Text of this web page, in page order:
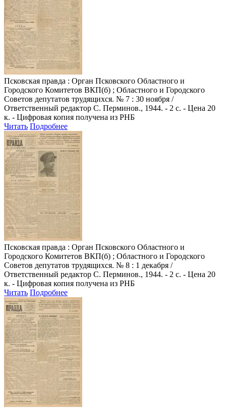
Псковская правда : Орган Псковского Областного и
Городского Комитетов ВКП(б) ; Областного и Городского
Советов депутатов трудящихся. № 7 : 30 ноября /
Ответственный редактор С. Перминов., 1944. - 2 с. - Цена 20
к. - Цифровая копия получена из РНБ
Читать Подробнее
Псковская правда : Орган Псковского Областного и
Городского Комитетов ВКП(б) ; Областного и Городского
Советов депутатов трудящихся. № 8 : 1 декабря /
Ответственный редактор С. Перминов., 1944. - 2 с. - Цена 20
к. - Цифровая копия получена из РНБ
Читать Подробнее